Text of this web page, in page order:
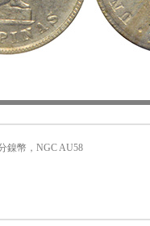
鎳幣，NGC AU58